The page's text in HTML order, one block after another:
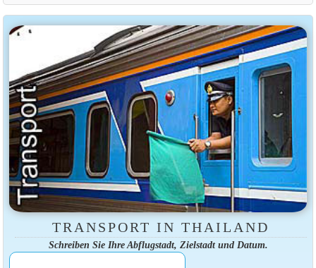
TRANSPORT IN THAILAND
Schreiben Sie Ihre Abflugstadt, Zielstadt und Datum.